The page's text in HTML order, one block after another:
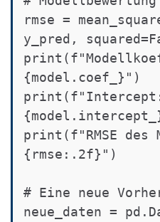
rmse =
y_pred,
{model.coef_}")
print(f"RMSE des
{rmse:.2f}")
# Eine neue
neue_daten =